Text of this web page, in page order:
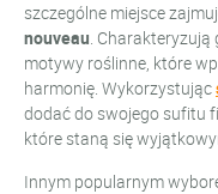
szczególne miejsce
nouveau. Charakteryzują
motywy roślinne, które
harmonię. Wykorzystując
dodać do swojego sufitu
które staną się
Innym popularnym